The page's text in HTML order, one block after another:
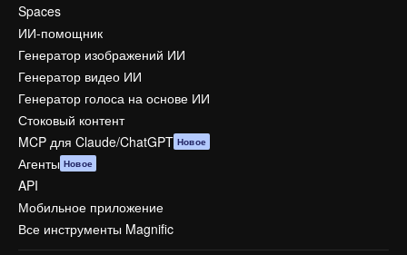
Spaces
ИИ-помощник
Генератор изображений ИИ
Генератор видео ИИ
Генератор голоса на основе ИИ
Стоковый контент
MCP для Claude/ChatGPT Новое
Агенты Новое
API
Мобильное приложение
Все инструменты Magnific